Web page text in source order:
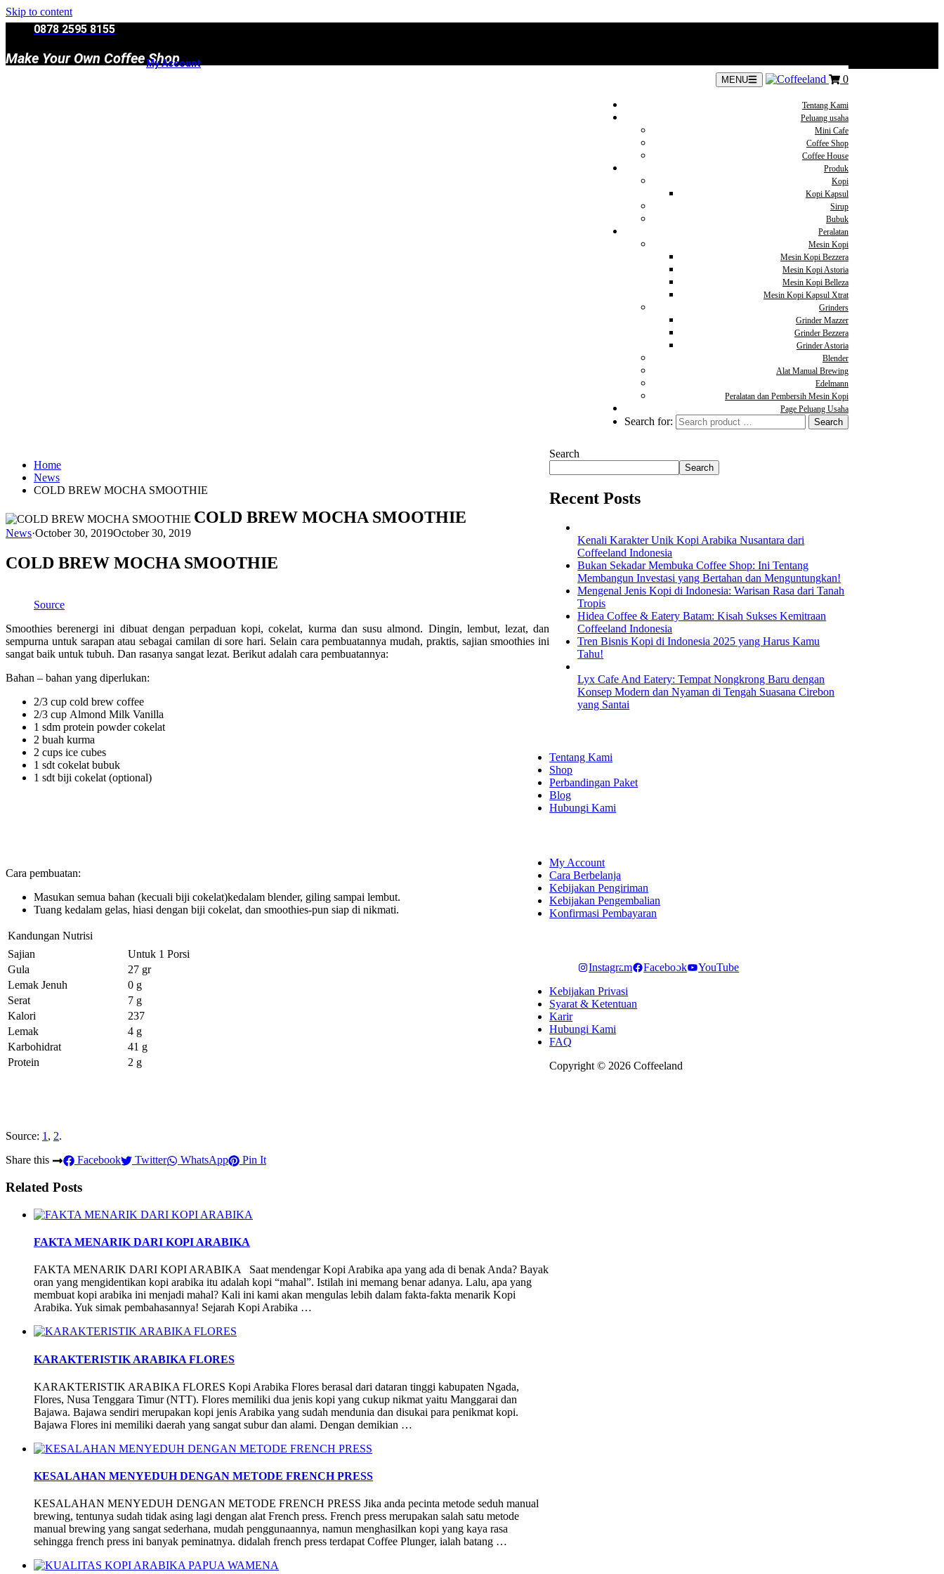
Skip to content
0878 2595 8155
Make Your Own Coffee Shop
My Account
MENU 0
Tentang Kami
Peluang usaha
Mini Cafe
Coffee Shop
Coffee House
Produk
Kopi
Kopi Kapsul
Sirup
Bubuk
Peralatan
Mesin Kopi
Mesin Kopi Bezzera
Mesin Kopi Astoria
Mesin Kopi Belleza
Mesin Kopi Kapsul Xtrat
Grinders
Grinder Mazzer
Grinder Bezzera
Grinder Astoria
Blender
Alat Manual Brewing
Edelmann
Peralatan dan Pembersih Mesin Kopi
Page Peluang Usaha
Search for:
Home
News
COLD BREW MOCHA SMOOTHIE
COLD BREW MOCHA SMOOTHIE
News·October 30, 2019October 30, 2019
COLD BREW MOCHA SMOOTHIE
Source
Smoothies berenergi ini dibuat dengan perpaduan kopi, cokelat, kurma dan susu almond. Dingin, lembut, lezat, dan
sempurna untuk sarapan atau sebagai camilan di sore hari. Selain cara pembuatannya mudah, praktis, sajian smoothies ini
sangat baik untuk tubuh. Dan rasanya sangat lezat. Berikut adalah cara pembuatannya:
Bahan – bahan yang diperlukan:
2/3 cup cold brew coffee
2/3 cup Almond Milk Vanilla
1 sdm protein powder cokelat
2 buah kurma
2 cups ice cubes
1 sdt cokelat bubuk
1 sdt biji cokelat (optional)
Cara pembuatan:
Masukan semua bahan (kecuali biji cokelat)kedalam blender, giling sampai lembut.
Tuang kedalam gelas, hiasi dengan biji cokelat, dan smoothies-pun siap di nikmati.
Kandungan Nutrisi
Sajian
Untuk 1 Porsi
Gula
27 gr
Lemak Jenuh
0 g
Serat
7 g
Kalori
237
Lemak
4 g
Karbohidrat
41 g
Protein
2 g
Source: 1, 2.
Share this
Facebook Twitter WhatsApp Pin It
Related Posts
FAKTA MENARIK DARI KOPI ARABIKA
FAKTA MENARIK DARI KOPI ARABIKA Saat mendengar Kopi Arabika apa yang ada di benak Anda? Bayak
oran yang mengidentikan kopi arabika itu adalah kopi “mahal”. Istilah ini memang benar adanya. Lalu, apa yang
membuat kopi arabika ini menjadi mahal? Kali ini kami akan mengulas lebih dalam fakta-fakta menarik Kopi
Arabika. Yuk simak pembahasannya! Sejarah Kopi Arabika …
KARAKTERISTIK ARABIKA FLORES
KARAKTERISTIK ARABIKA FLORES Kopi Arabika Flores berasal dari dataran tinggi kabupaten Ngada,
Flores, Nusa Tenggara Timur (NTT). Flores memiliki dua jenis kopi yang cukup nikmat yaitu Manggarai dan
Bajawa. Bajawa sendiri merupakan kopi jenis Arabika yang sudah mendunia dan disukai para penikmat kopi.
Bajawa Flores ini memiliki daerah yang sangat subur dan alami. Dengan demikian …
KESALAHAN MENYEDUH DENGAN METODE FRENCH PRESS
KESALAHAN MENYEDUH DENGAN METODE FRENCH PRESS Jika anda pecinta metode seduh manual
brewing, tentunya sudah tidak asing lagi dengan alat French press. French press merupakan salah satu metode
manual brewing yang sangat sederhana, mudah penggunaannya, namun menghasilkan kopi yang kaya rasa
sehingga french press ini banyak peminatnya. didalah french press terdapat Coffee Plunger, ialah batang …
Search
Search
Recent Posts
Kenali Karakter Unik Kopi Arabika Nusantara dari
Coffeeland Indonesia
Bukan Sekadar Membuka Coffee Shop: Ini Tentang
Membangun Investasi yang Bertahan dan Menguntungkan!
Mengenal Jenis Kopi di Indonesia: Warisan Rasa dari Tanah
Tropis
Hidea Coffee & Eatery Batam: Kisah Sukses Kemitraan
Coffeeland Indonesia
Tren Bisnis Kopi di Indonesia 2025 yang Harus Kamu
Tahu!
Lyx Cafe And Eatery: Tempat Nongkrong Baru dengan
Konsep Modern dan Nyaman di Tengah Suasana Cirebon
yang Santai
Tentang Kami
Shop
Perbandingan Paket
Blog
Hubungi Kami
My Account
Cara Berbelanja
Kebijakan Pengiriman
Kebijakan Pengembalian
Konfirmasi Pembayaran
Instagram Facebook
YouTube
Kebijakan Privasi
Syarat & Ketentuan
Karir
Hubungi Kami
FAQ
Copyright © 2026 Coffeeland